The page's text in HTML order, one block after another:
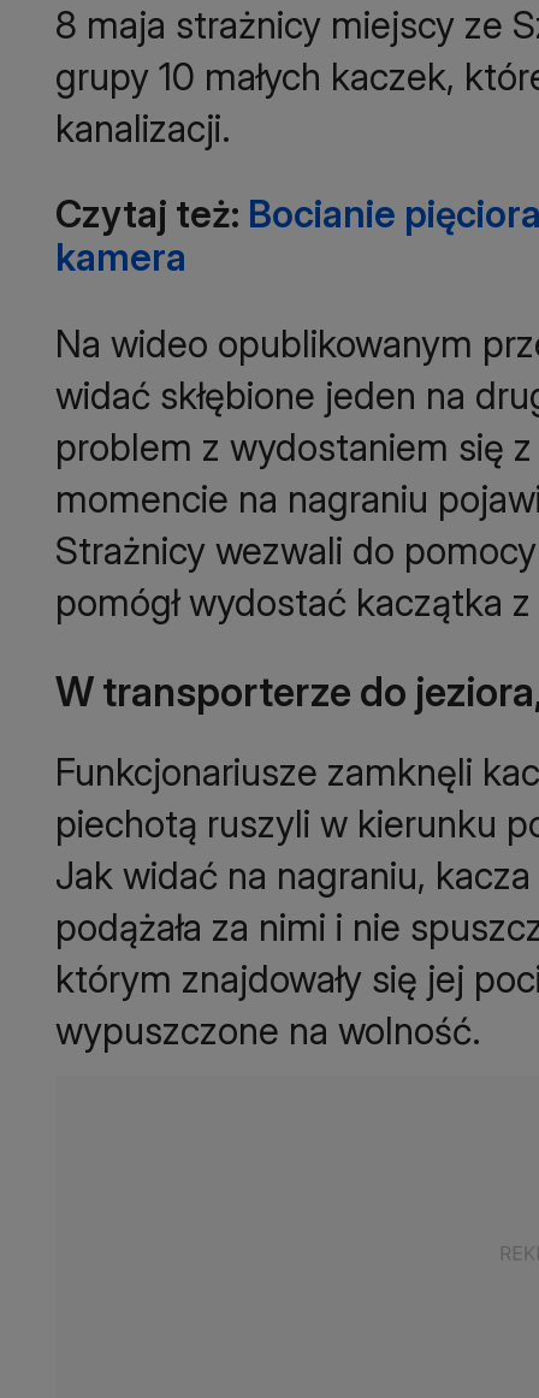
8 maja strażnicy miejscy ze
grupy 10 małych kaczek,
kanalizacji.
Czytaj też: Bocianie
kamera
Na wideo opublikowanym
widać skłębione jeden na
problem z wydostaniem się
momencie na nagraniu
Strażnicy wezwali do
pomógł wydostać kaczątka
W transporterze do
Funkcjonariusze zamknęli
piechotą ruszyli w kierunku
Jak widać na nagraniu,
podążała za nimi i nie
którym znajdowały się jej
wypuszczone na wolność.